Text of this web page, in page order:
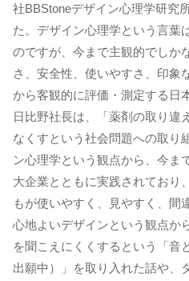
社BBStoneデザイン心理学研究
た。デザイン心理学という言葉
のですが、今まで主観的でしか
さ、安全性、使いやすさ、印象
から客観的に評価・測定する日
日比野社長は、「薬剤の取り違
なくすという社会問題への取り
ン心理学という観点から、今ま
大企業とともに実践されており
もが使いやすく、見やすく、間
心地よいデザインという観点か
を聞こえにくくするという「音
出願中）」を取り入れた話や、